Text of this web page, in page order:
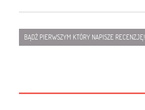
BĄDŹ PIERWSZYM KTÓRY NAPISZE RECENZJĘ!